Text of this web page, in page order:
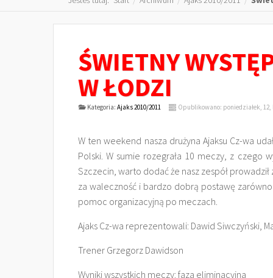
ŚWIETNY
W ŁODZI
Kategoria: Ajaks 2010/2011 Opublikowano: poniedziałek, 12,
W ten weekend nasza drużyna Ajaksu Cz-wa
Polski. W sumie rozegrała 10 meczy, z czego
Szczecin, warto dodać że nasz zespół
za waleczność i bardzo dobrą postawę
pomoc organizacyjną po meczach.
Ajaks Cz-wa reprezentowali: Dawid Siwczyński,
Trener Grzegorz Dawidson
Wyniki wszystkich meczy: faza eliminacyjna